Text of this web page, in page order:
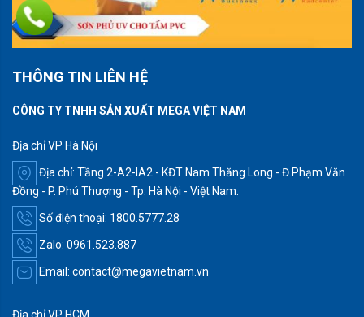
THÔNG TIN LIÊN HỆ
CÔNG TY TNHH SẢN XUẤT MEGA VIỆT NAM
Địa chỉ VP Hà Nội
Địa chỉ: Tầng 2-A2-IA2 - KĐT Nam Thăng Long - Đ.Phạm Văn
Đồng - P. Phú Thượng - Tp. Hà Nội - Việt Nam.
Số điện thoại: 1800.5777.28
Zalo: 0961.523.887
Email: contact@megavietnam.vn
Địa chỉ VP HCM